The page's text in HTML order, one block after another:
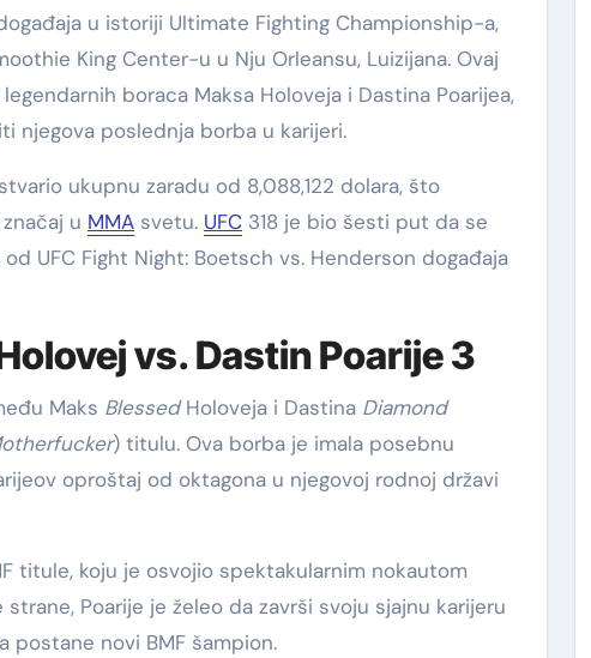
u istoriji Ultimate Fighting Championship-a,
King Center-u u Nju Orleansu, Luizijana. Ovaj
boraca Maksa Holoveja i Dastina Poarijea,
njegova poslednja borba u karijeri.
ukupnu zaradu od 8,088,122 dolara, što
u MMA svetu. UFC 318 je bio šesti put da se
UFC Fight Night: Boetsch vs. Henderson događaja
vs. Dastin Poarije 3
Maks BlessedHoloveja i Dastina Diamond
) titulu. Ova borba je imala posebnu
oproštaj od oktagona u njegovoj rodnoj državi
titule, koju je osvojio spektakularnim nokautom
Poarije je želeo da završi svoju sjajnu karijeru
novi BMF šampion.